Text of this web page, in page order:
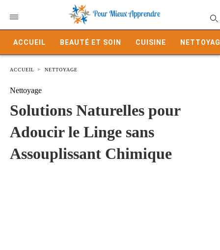
ACCUEIL BEAUTÉ ET SOIN CUISINE
ACCUEIL NETTOYAGE
Nettoyage
Solutions Naturelles pour
Adoucir le Linge sans
Assouplissant Chimique